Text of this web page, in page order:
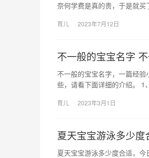
奈何学费是真的贵，于是就
育儿 2023年7月12日
不一般的宝宝名字
不一般的宝宝名字，一篇经
些，请看下面详细的介绍。
育儿 2023年3月1日
夏天宝宝游泳多少
夏天宝宝游泳多少度合适，